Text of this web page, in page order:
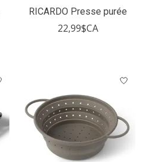
RICARDO Presse purée
22,99$CA